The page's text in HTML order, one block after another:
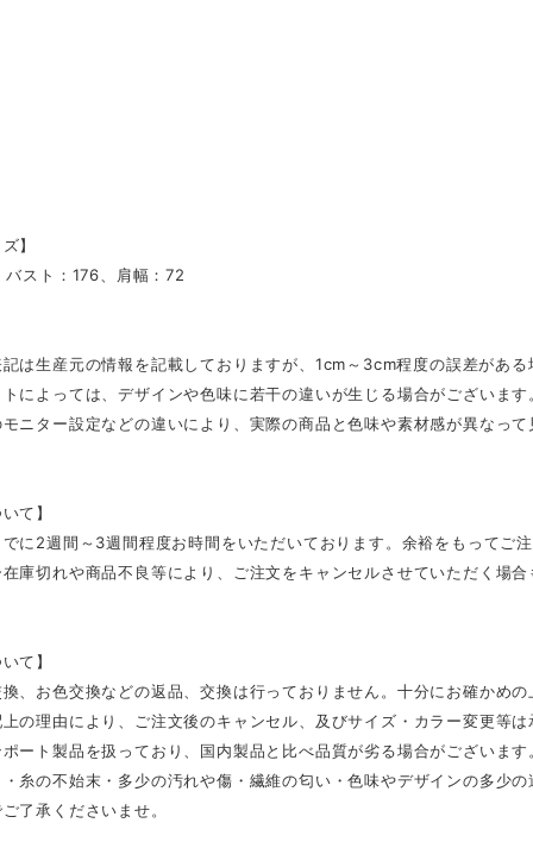
】
バスト：176、肩幅：72
は生産元の情報を記載しておりますが、1cm～3cm程度の誤差があ
によっては、デザインや色味に若干の違いが生じる場合がございます
ニター設定などの違いにより、実際の商品と色味や素材感が異なっ
て】
に2週間～3週間程度お時間をいただいております。余裕をもってご
庫切れや商品不良等により、ご注文をキャンセルさせていただく場
て】
、お色交換などの返品、交換は行っておりません。十分にお確かめ
の理由により、ご注文後のキャンセル、及びサイズ・カラー変更等
ート製品を扱っており、国内製品と比べ品質が劣る場合がございます
糸の不始末・多少の汚れや傷・繊維の匂い・色味やデザインの多少
了承くださいませ。